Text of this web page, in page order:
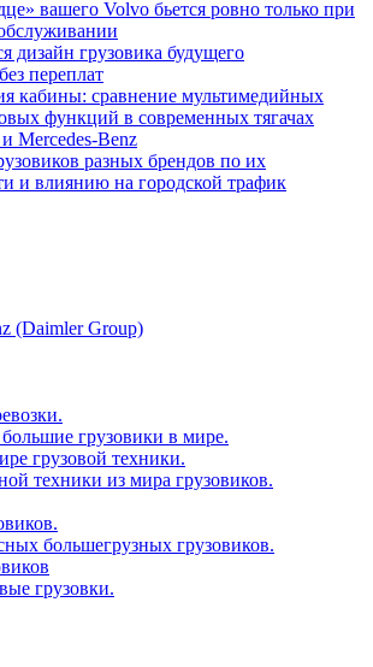
вашего Volvo бьется ровно только при
дизайн грузовика будущего
переплат
кабины: сравнение мультимедийных
функций в современных тягачах
Mercedes-Benz
разных брендов по их
и влиянию на городской трафик
(Daimler Group)
грузовики в мире.
грузовой техники.
техники из мира грузовиков.
большегрузных грузовиков.
грузовки.